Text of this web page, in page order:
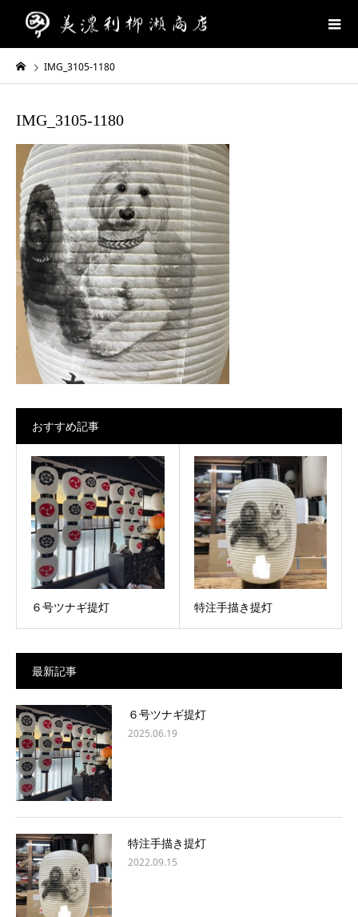
IMG_3105-1180
IMG_3105-1180
おすすめ記事
６号ツナギ提灯 特注手描き提灯
最新記事
６号ツナギ提灯
2025.06.19
特注手描き提灯
2022.09.15